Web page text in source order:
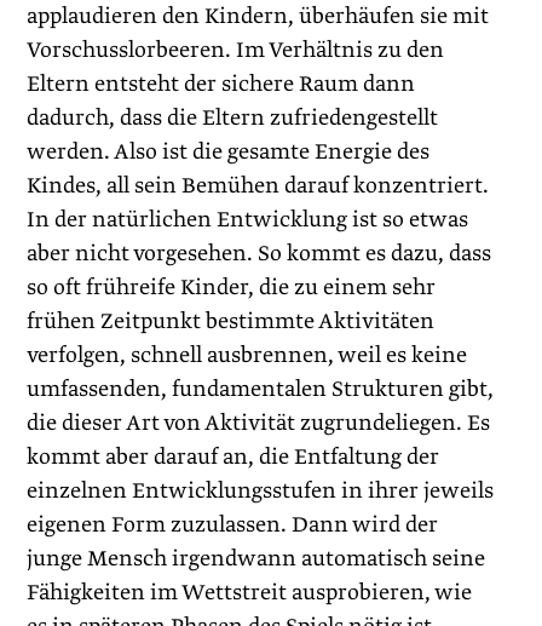
applaudieren den Kindern, überhäufen sie mit
Vorschusslorbeeren. Im Verhältnis zu den
Eltern entsteht der sichere Raum dann
dadurch, dass die Eltern zufriedengestellt
werden. Also ist die gesamte Energie des
Kindes, all sein Bemühen darauf konzentriert.
In der natürlichen Entwicklung ist so etwas
aber nicht vorgesehen. So kommt es dazu, dass
so oft frühreife Kinder, die zu einem sehr
frühen Zeitpunkt bestimmte Aktivitäten
verfolgen, schnell ausbrennen, weil es keine
umfassenden, fundamentalen Strukturen gibt,
die dieser Art von Aktivität zugrundeliegen. Es
kommt aber darauf an, die Entfaltung der
einzelnen Entwicklungsstufen in ihrer jeweils
eigenen Form zuzulassen. Dann wird der
junge Mensch irgendwann automatisch seine
Fähigkeiten im Wettstreit ausprobieren, wie